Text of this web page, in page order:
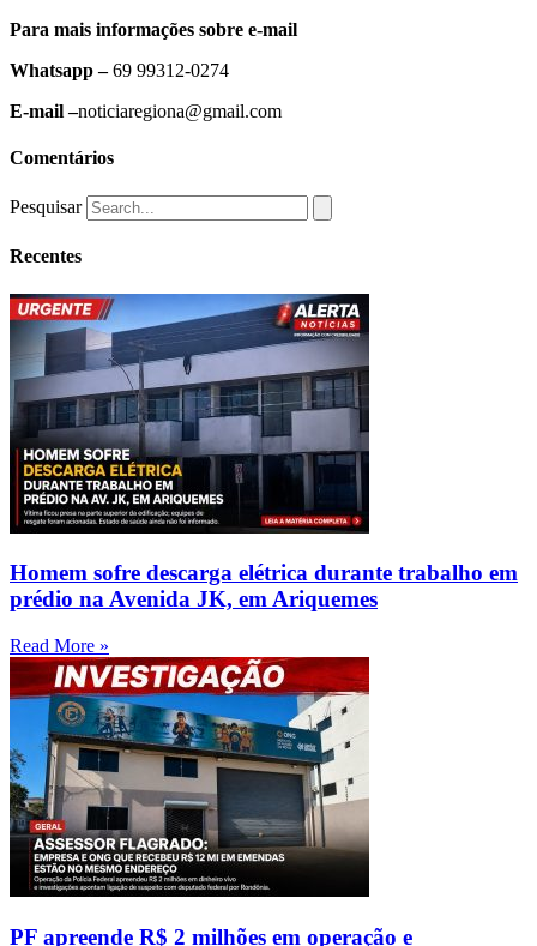
Para mais informações sobre e-mail
Whatsapp –69 99312-0274
E-mail –noticiaregiona@gmail.com
Comentários
Pesquisar
Recentes
Homem sofre descarga elétrica durante trabalho em
prédio na Avenida JK, em Ariquemes
Read More »
PF apreende R$ 2 milhões em operação e